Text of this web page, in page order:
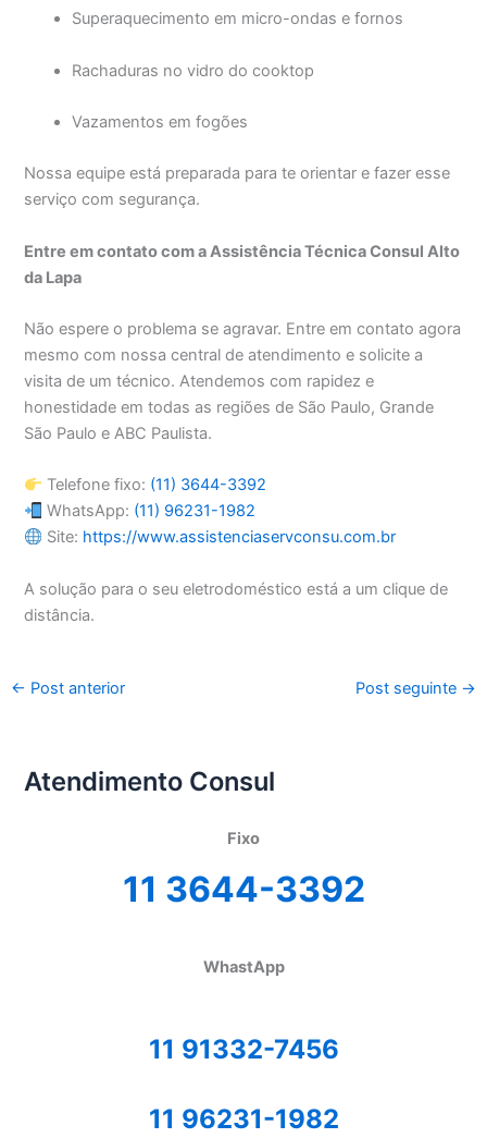
Superaquecimento em micro-ondas e fornos
Rachaduras no vidro do cooktop
Vazamentos em fogões
Nossa equipe está preparada para te orientar e fazer esse
serviço com segurança.
Entre em contato com a Assistência Técnica Consul Alto
da Lapa
Não espere o problema se agravar. Entre em contato agora
mesmo com nossa central de atendimento e solicite a
visita de um técnico. Atendemos com rapidez e
honestidade em todas as regiões de São Paulo, Grande
São Paulo e ABC Paulista.
Telefone fixo: (11) 3644-3392
WhatsApp: (11) 96231-1982
Site: https://www.assistenciaservconsu.com.br
A solução para o seu eletrodoméstico está a um clique de
distância.
← Post anterior Post seguinte →
Atendimento Consul
Fixo
11 3644-3392
WhastApp
11 91332-7456
11 96231-1982